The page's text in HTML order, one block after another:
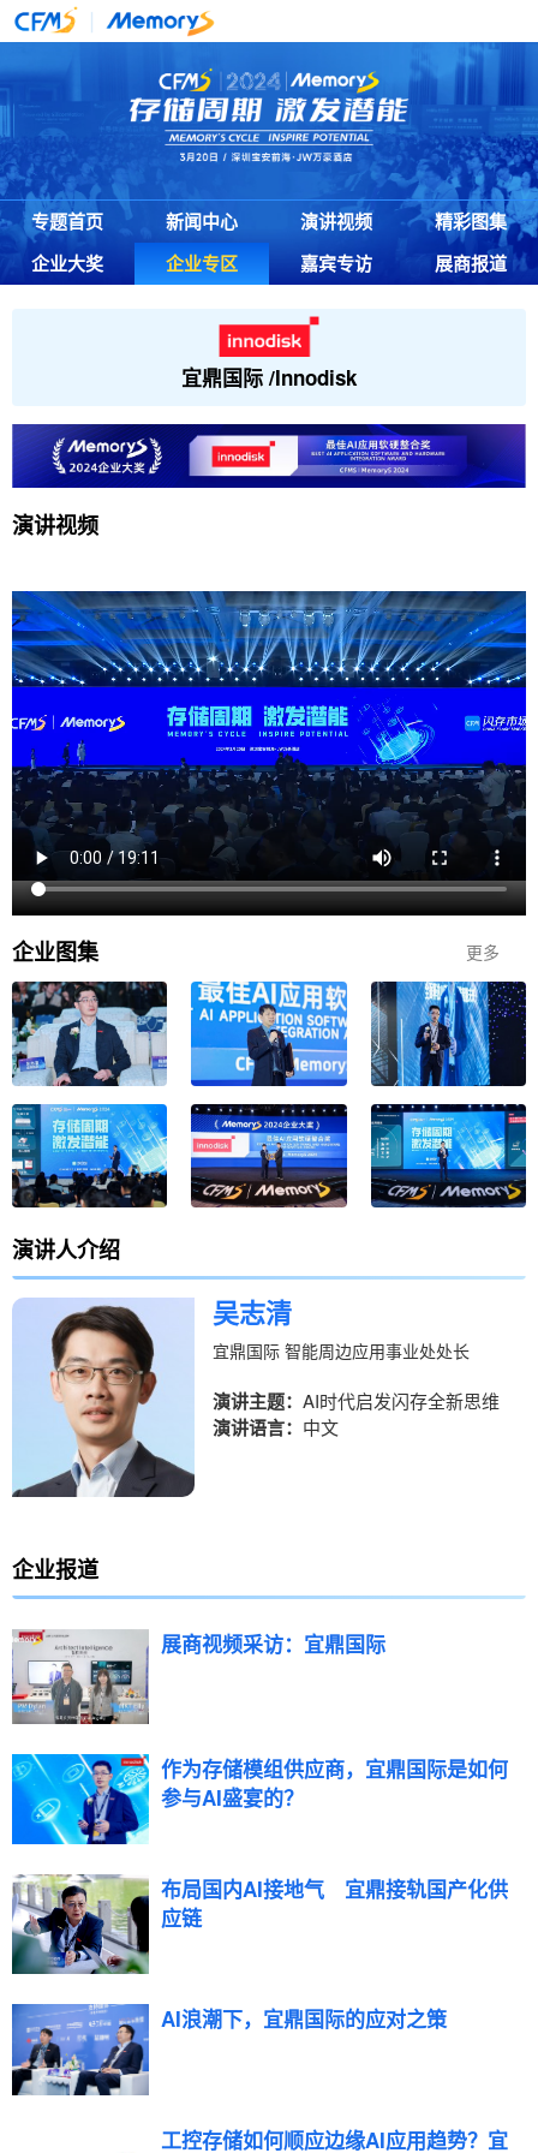
专题首页 新闻中心 演讲视频
精彩图集
企业大奖
企业专区 嘉宾专访 展商报道
宜鼎国际 /Innodisk
演讲视频
企业图集 更多
演讲人介绍
吴志清
宜鼎国际 智能周边应用事业处处长
演讲主题：AI时代启发闪存全新思维
演讲语言： 中文
企业报道
展商视频采访：宜鼎国际
作为存储模组供应商，宜鼎国际是如何
参与AI盛宴的？
布局国内AI接地气 宜鼎接轨国产化供
应链
AI浪潮下，宜鼎国际的应对之策
工控存储如何顺应边缘AI应用趋势？宜